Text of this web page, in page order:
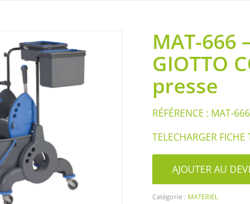
MAT-666
GIOTTO
presse
RÉFÉRENCE : MAT-666
TELECHARGER
AJOUTER AU
Catégorie : MATERIEL